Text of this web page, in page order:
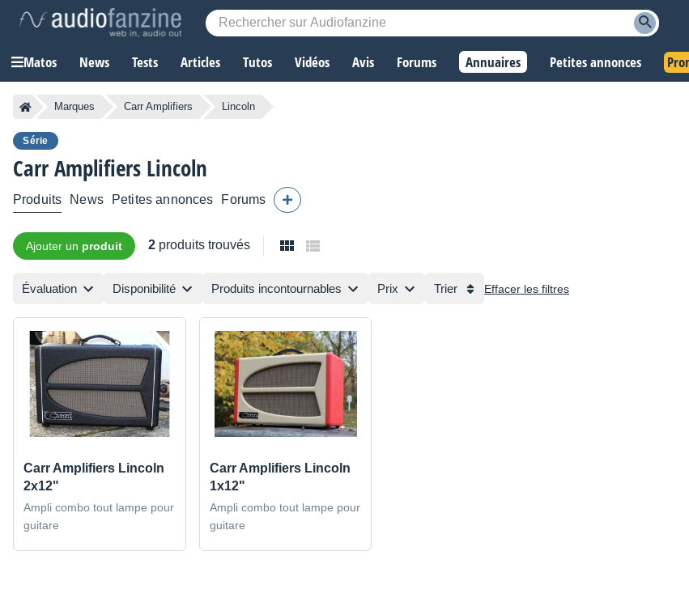
Matos News Tests Articles Tutos Vidéos Avis Forums Annuaires Petites annonces
Marques Carr Amplifiers Lincoln
Série
Carr Amplifiers Lincoln
Produits News Petites annonces Forums
Ajouter un produit 2 produits trouvés
Évaluation Disponibilité Produits incontournables Prix Trier Effacer les filtres
Carr Amplifiers Lincoln
2x12"
Ampli combo tout lampe pour
guitare
Carr Amplifiers Lincoln
1x12"
Ampli combo tout lampe pour
guitare